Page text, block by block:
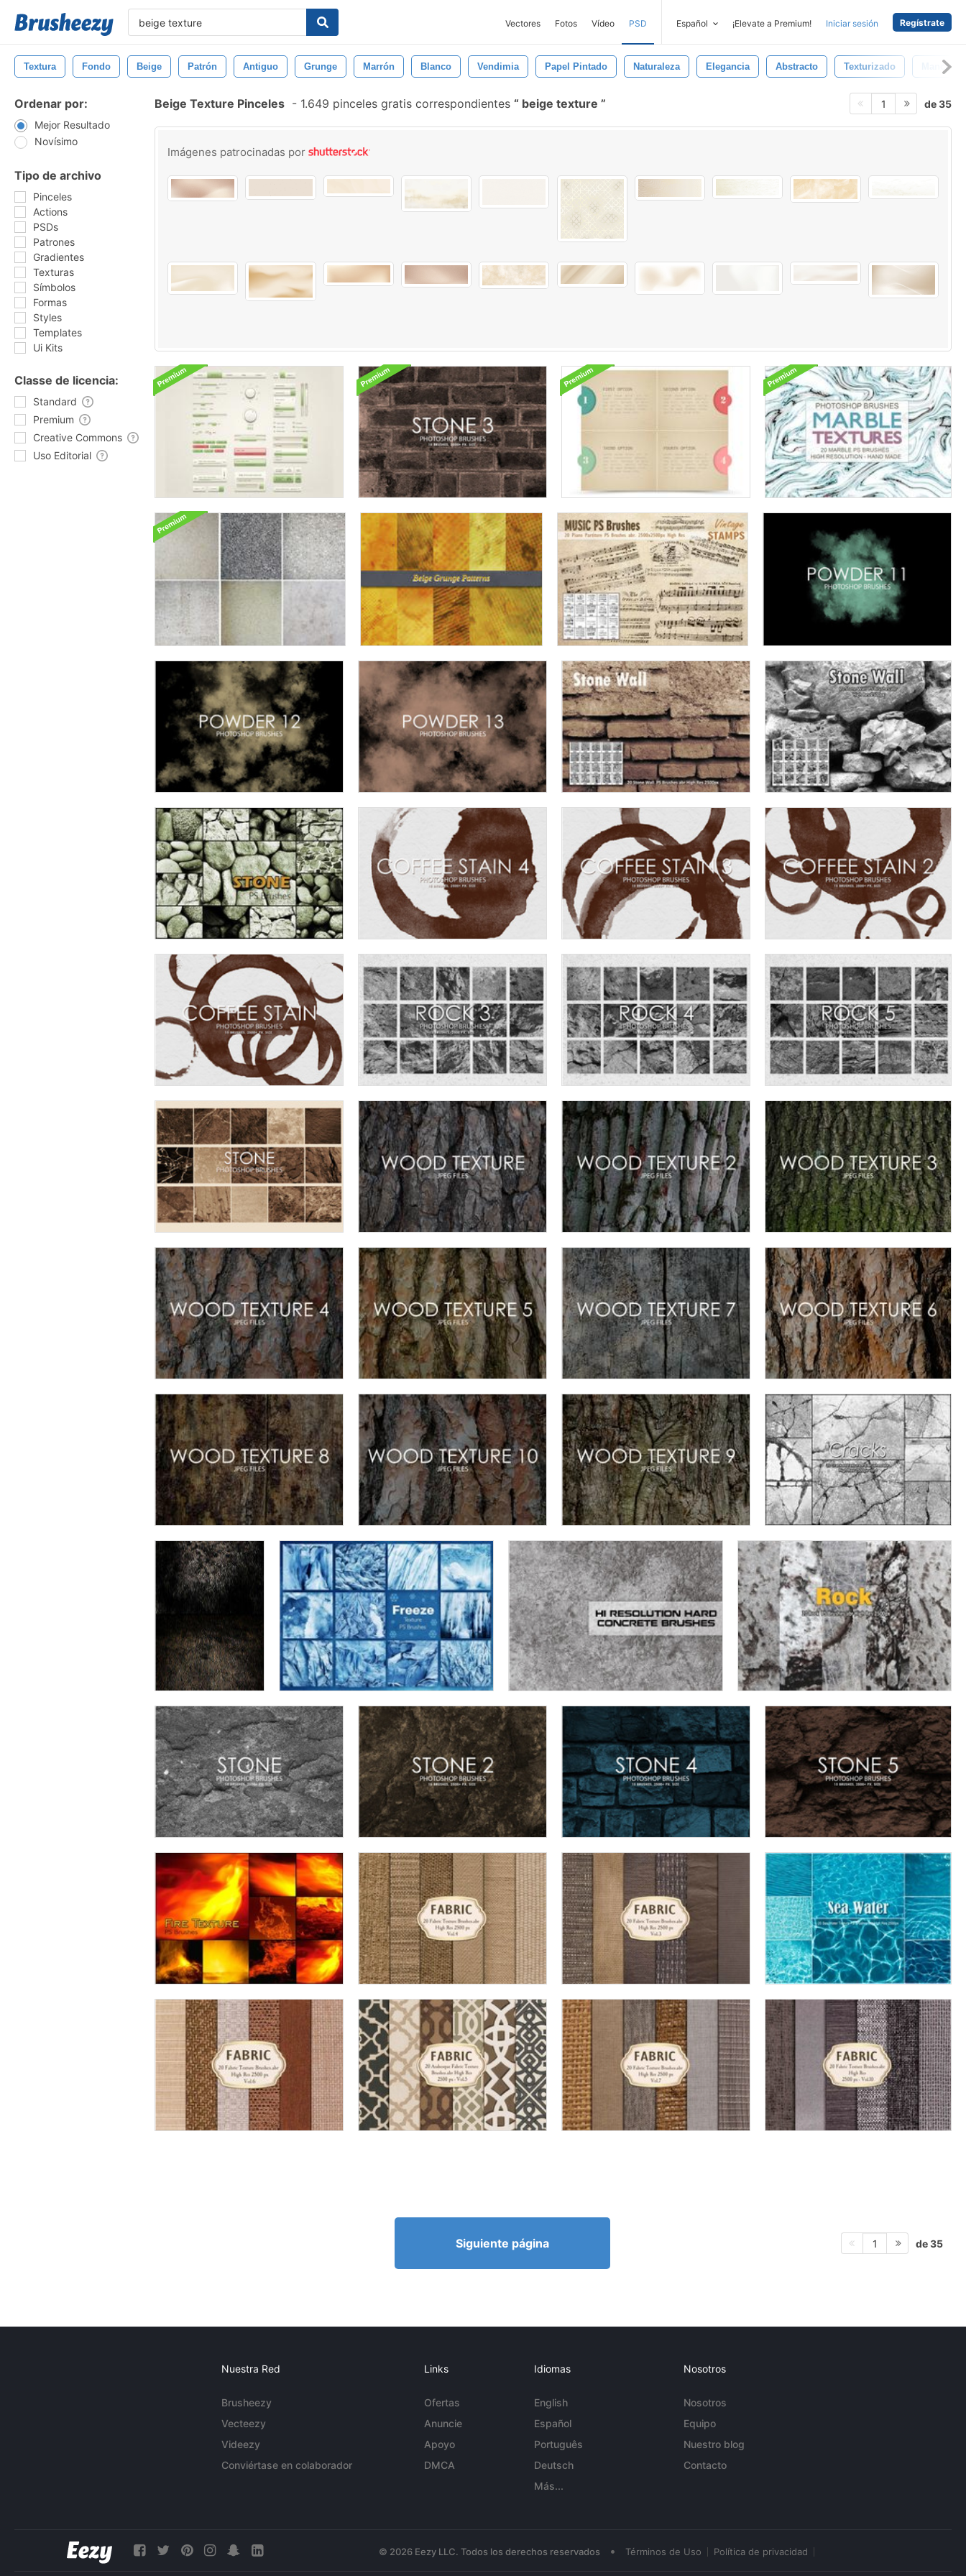
Vectores Fotos Vídeo PSD Español ¡Elevate a Premium! Iniciar sesión Regístrate
Textura Fondo Beige Patrón Antiguo Grunge Marrón Blanco Vendimia Papel Pintado Naturaleza Elegancia Abstracto Texturizado Manchar
Ordenar por:
Mejor Resultado
Novísimo
Tipo de archivo
Pinceles
Actions
PSDs
Patrones
Gradientes
Texturas
Símbolos
Formas
Styles
Templates
Ui Kits
Classe de licencia:
Standard
Premium
Creative Commons
Uso Editorial
Beige Texture Pinceles - 1.649 pinceles gratis correspondientes beige texture 1 de 35
Imágenes patrocinadas por
Siguiente página 1 de 35
Nuestra Red
Brusheezy
Vecteezy
Videezy
Conviértase en colaborador
Links
Ofertas
Anuncie
Apoyo
DMCA
Idiomas
English
Español
Português
Deutsch
Más...
Nosotros
Nosotros
Equipo
Nuestro blog
Contacto
© 2026 Eezy LLC. Todos los derechos reservados • Términos de Uso Política de privacidad